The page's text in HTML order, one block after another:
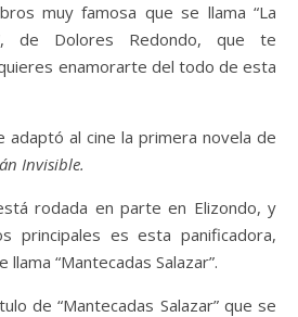
muy famosa que se llama “La
de Dolores Redondo, que te
enamorarte del todo de esta
adaptó al cine la primera novela de
Invisible.
rodada en parte en Elizondo, y
principales es esta panificadora,
llama “Mantecadas Salazar”.
de “Mantecadas Salazar” que se